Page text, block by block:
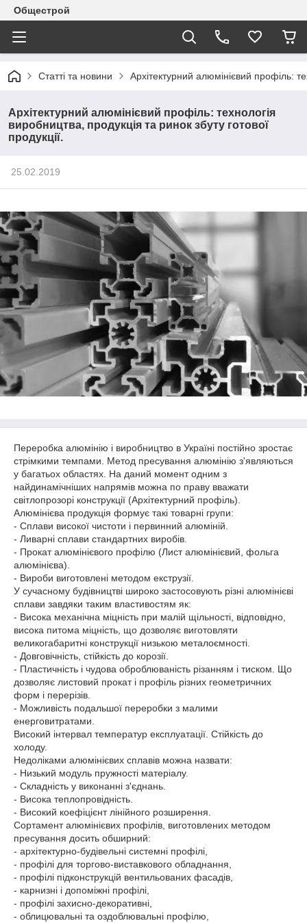
Общестрой
Статті та новини Архітектурний алюмінієвий профіль:
Архітектурний алюмінієвий профіль: технологія
виробництва, продукція та ринок збуту готової
продукції.
25.02.2019
Переробка алюмінію і виробництво в Україні постійно зростає
стрімкими темпами. Метод пресування алюмінію з'являються
у багатьох областях. На даний момент одним з
найдинамічніших напрямів можна по праву вважати
світлопрозорі конструкції (Архітектурний профіль).
Алюмінієва продукція формує такі товарні групи:
- Сплави високої чистоти і первинний алюміній.
- Ливарні сплави стандартних виробів.
- Прокат алюмінієвого профілю (Лист алюмінієвий, фольга
алюмінієва).
- Вироби виготовлені методом екструзії.
У сучасному будівництві широко застосовують різні алюмінієві
сплави завдяки таким властивостям як:
- Висока механічна міцність при малій щільності, відповідно,
висока питома міцність, що дозволяє виготовляти
великогабаритні конструкції низькою металоємності.
- Довговічність, стійкість до корозії.
- Пластичність і чудова оброблюваність різанням і тиском. Що
дозволяє листовий прокат і профіль різних геометричних
форм і перерізів.
- Можливість подальшої переробки з малими
енерговитратами.
Високий інтервал температур експлуатації. Стійкість до
холоду.
Недоліками алюмінієвих сплавів можна назвати:
- Низький модуль пружності матеріалу.
- Складність у виконанні з'єднань.
- Висока теплопровідність.
- Високий коефіцієнт лінійного розширення.
Сортамент алюмінієвих профілів, виготовлених методом
пресування досить обширний:
- архітектурно-будівельні системні профілі,
- профілі для торгово-виставкового обладнання,
- профілі підконструкцій вентильованих фасадів,
- карнизні і допоміжні профілі,
- профілі захисно-декоративні,
- облицювальні та оздоблювальні профілю,